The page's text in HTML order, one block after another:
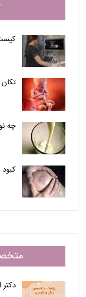
کیست 25 میلی متری
چه
دکتر